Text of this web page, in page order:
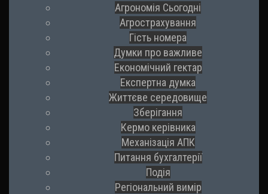
Агрономія Сьогодні
Агрострахування
Гість номера
Думки про важливе
Економічний гектар
Експертна думка
Життєве середовище
Зберігання
Кермо керівника
Механізація АПК
Питання бухгалтерії
Подія
Регіональний вимір